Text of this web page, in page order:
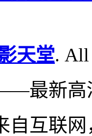
天堂. All
最新高
自互联